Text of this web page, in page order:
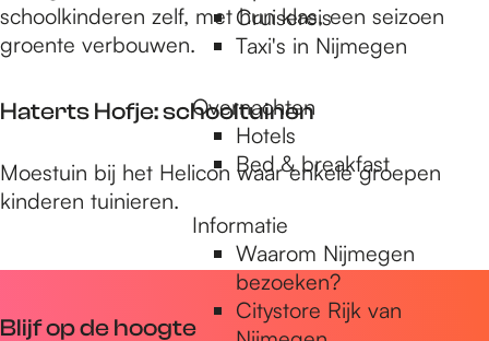
Cruisereis
Taxi's in Nijmegen
Overnachten
Hotels
Bed & breakfast
Informatie
Waarom Nijmegen
bezoeken?
Citystore Rijk van
m
o
s
u
i
o
e
W
e
l
e
w
a
l
S
schoolkinderen zelf, met hun klas, een seizoen
groente verbouwen.
Haterts Hofje: schooltuinen
H
a
t
Moestuin bij het Helicon waar enkele groepen
kinderen tuinieren.
Blijf op de hoogte